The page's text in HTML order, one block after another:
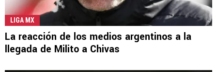
LIGA MX
La reacción de los medios argentinos a la
llegada de Milito a Chivas